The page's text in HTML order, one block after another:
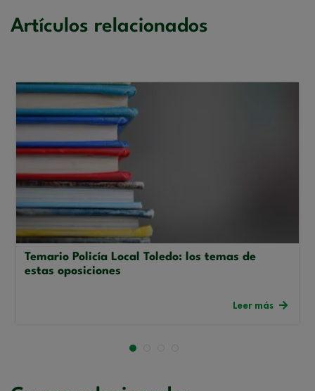
Artículos relacionados
Temario Policía Local Toledo: los temas de
estas oposiciones
Leer más